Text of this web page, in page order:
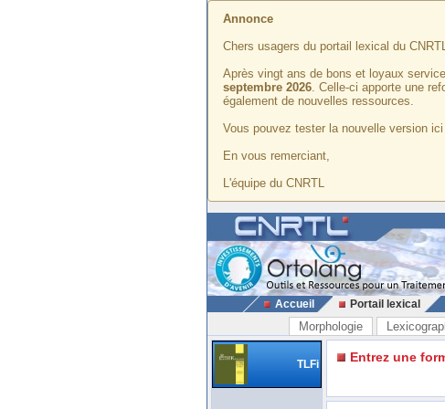
Annonce
Chers usagers du portail lexical du
Après vingt ans de bons et loyaux
septembre 2026. Celle-ci apporte une
également de nouvelles ressources.
Vous pouvez tester la nouvelle version ici
En vous remerciant,
L'équipe du CNRTL
Accueil Portail lexical
Morphologie
TLFi Entrez une